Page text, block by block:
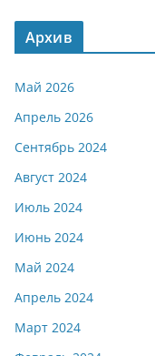
Архив
Май 2026
Апрель 2026
Сентябрь 2024
Август 2024
Июль 2024
Июнь 2024
Май 2024
Апрель 2024
Март 2024